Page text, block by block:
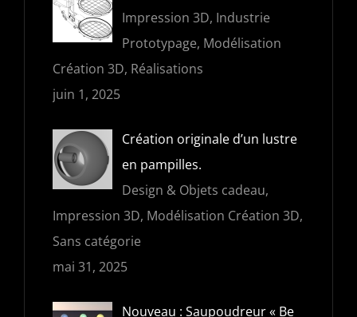
Impression 3D, Industrie
Prototypage, Modélisation
Création 3D, Réalisations
juin 1, 2025
Création originale d’un lustre
en pampilles.
Design & Objets cadeau,
Impression 3D, Modélisation Création 3D,
Sans catégorie
mai 31, 2025
Nouveau : Saupoudreur « Be